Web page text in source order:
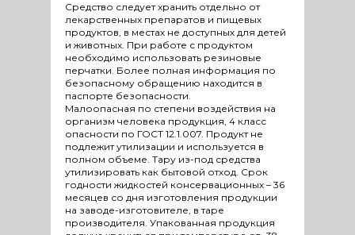
Средство следует хранить отдельно от
лекарственных препаратов и пищевых
продуктов, в местах не доступных для детей
и животных. При работе с продуктом
необходимо использовать резиновые
перчатки. Более полная информация по
безопасному обращению находится в
паспорте безопасности.
Малоопасная по степени воздействия на
организм человека продукция, 4 класс
опасности по ГОСТ 12.1.007. Продукт не
подлежит утилизации и используется в
полном объеме. Тару из-под средства
утилизировать как бытовой отход. Срок
годности жидкостей консервационных – 36
месяцев со дня изготовления продукции
на заводе-изготовителе, в таре
производителя. Упакованная продукция